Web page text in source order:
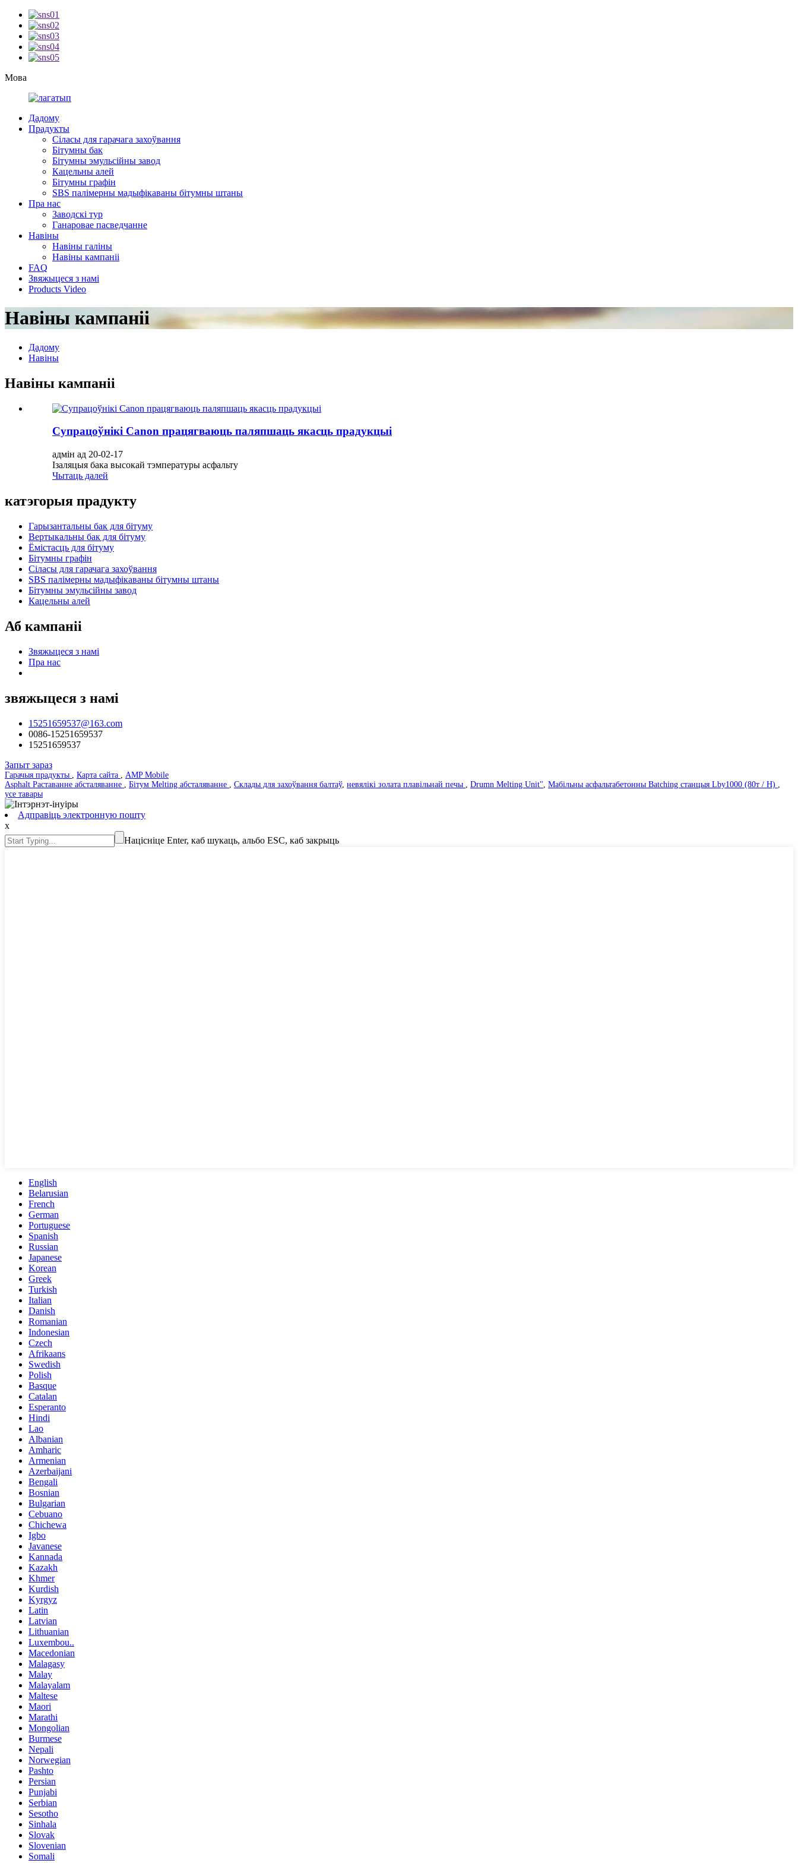
Мова
Дадому
Прадукты
Сіласы для гарачага захоўвання
Бітумны бак
Бітумны эмульсійны завод
Кацельны алей
Бітумны графін
SBS палімерны мадыфікаваны бітумны штаны
Пра нас
Заводскі тур
Ганаровае пасведчанне
Навіны
Навіны галіны
Навіны кампаніі
FAQ
Звяжыцеся з намі
Products Video
Навіны кампаніі
Дадому
Навіны
Навіны кампаніі
Супрацоўнікі Canon працягваюць паляпшаць якасць прадукцыі
адмін ад 20-02-17
Ізаляцыя бака высокай тэмпературы асфальту
Чытаць далей
катэгорыя прадукту
Гарызантальны бак для бітуму
Вертыкальны бак для бітуму
Ёмістасць для бітуму
Бітумны графін
Сіласы для гарачага захоўвання
SBS палімерны мадыфікаваны бітумны штаны
Бітумны эмульсійны завод
Кацельны алей
Аб кампаніі
Звяжыцеся з намі
Пра нас
звяжыцеся з намі
15251659537@163.com
0086-15251659537
15251659537
Запыт зараз
Гарачыя прадукты Карта сайта
AMP Mobile
Asphalt Раставанне абсталяванне
Бітум Melting абсталяванне Склады для захоўвання балтаў, невялікі золата плавільнай печы Drumn Melting Unit" Мабільны асфальтабетонны Batching станцыя Lby1000 (80т / H)
усе тавары
Адправіць электронную пошту
х
Націсніце Enter, каб шукаць, альбо ESC, каб закрыць
English
Belarusian
French
German
Portuguese
Spanish
Russian
Japanese
Korean
Greek
Turkish
Italian
Danish
Romanian
Indonesian
Czech
Afrikaans
Swedish
Polish
Basque
Catalan
Esperanto
Hindi
Lao
Albanian
Amharic
Armenian
Azerbaijani
Bengali
Bosnian
Bulgarian
Cebuano
Chichewa
Igbo
Javanese
Kannada
Kazakh
Khmer
Kurdish
Kyrgyz
Latin
Latvian
Lithuanian
Luxembou..
Macedonian
Malagasy
Malay
Malayalam
Maltese
Maori
Marathi
Mongolian
Burmese
Nepali
Norwegian
Pashto
Persian
Punjabi
Serbian
Sesotho
Sinhala
Slovak
Slovenian
Somali